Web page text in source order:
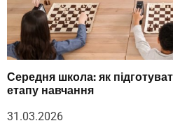
Середня школа: як
етапу навчання
31.03.2026